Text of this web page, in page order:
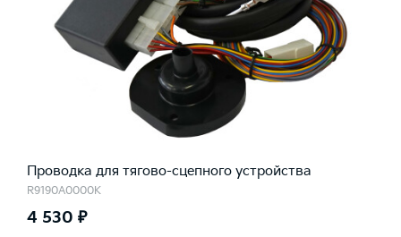
Проводка для тягово-сцепного устройства
R9190A0000K
4 530 ₽